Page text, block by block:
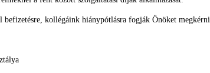
kollégáink hiánypótlásra fogják Önöket megkérni.